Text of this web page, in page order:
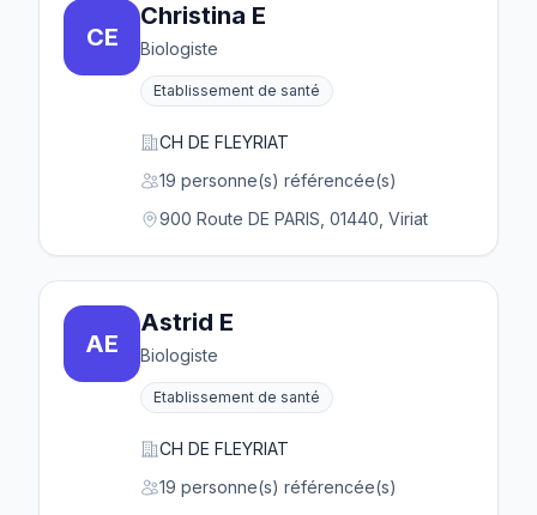
CE
Christina E
Biologiste
Etablissement de santé
CH DE FLEYRIAT
19 personne(s) référencée(s)
900 Route DE PARIS, 01440, Viriat
AE
Astrid E
Biologiste
Etablissement de santé
CH DE FLEYRIAT
19 personne(s) référencée(s)